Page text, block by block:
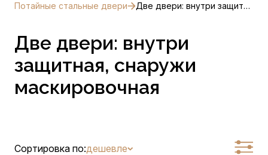
Потайные стальные двери Две двери: внутри защитная, снаружи маскировочная
Две двери: внутри
защитная, снаружи
маскировочная
Сортировка по:дешевле